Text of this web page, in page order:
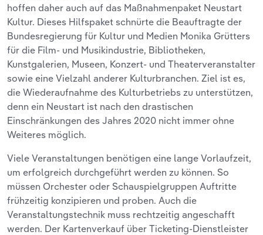
hoffen daher auch auf das Maßnahmenpaket Neustart
Kultur. Dieses Hilfspaket schnürte die Beauftragte der
Bundesregierung für Kultur und Medien Monika Grütters
für die Film- und Musikindustrie, Bibliotheken,
Kunstgalerien, Museen, Konzert- und Theaterveranstalter
sowie eine Vielzahl anderer Kulturbranchen. Ziel ist es,
die Wiederaufnahme des Kulturbetriebs zu unterstützen,
denn ein Neustart ist nach den drastischen
Einschränkungen des Jahres 2020 nicht immer ohne
Weiteres möglich.
Viele Veranstaltungen benötigen eine lange Vorlaufzeit,
um erfolgreich durchgeführt werden zu können. So
müssen Orchester oder Schauspielgruppen Auftritte
frühzeitig konzipieren und proben. Auch die
Veranstaltungstechnik muss rechtzeitig angeschafft
werden. Der Kartenverkauf über Ticketing-Dienstleister